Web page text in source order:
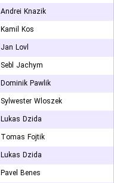
Andrei Knazik
Kamil Kos
Jan Lovl
Sebl Jachym
Dominik Pawlik
Sylwester Wloszek
Lukas Dzida
Tomas Fojtik
Lukas Dzida
Pavel Benes